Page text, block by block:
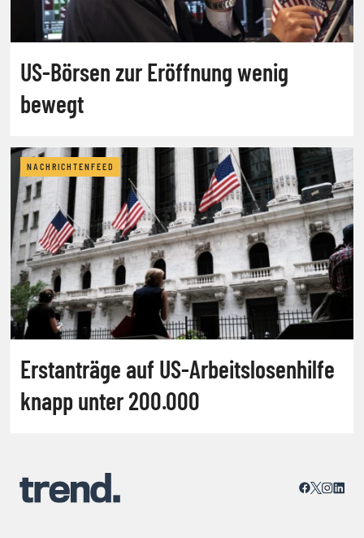
US-Börsen zur Eröffnung wenig
bewegt
NACHRICHTENFEED
Erstanträge auf US-Arbeitslosenhilfe
knapp unter 200.000